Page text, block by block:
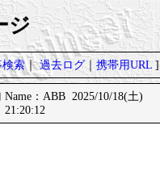
ジ
索｜過去ログ｜携帯用URL]
Name：ABB 2025/10/18(土)
21:20:12